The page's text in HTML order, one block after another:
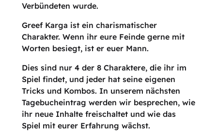
Verbündeten wurde.
Greef Karga ist ein charismatischer
Charakter. Wenn ihr eure Feinde gerne mit
Worten besiegt, ist er euer Mann.
Dies sind nur 4 der 8 Charaktere, die ihr im
Spiel findet, und jeder hat seine eigenen
Tricks und Kombos. In unserem nächsten
Tagebucheintrag werden wir besprechen, wie
ihr neue Inhalte freischaltet und wie das
Spiel mit eurer Erfahrung wächst.